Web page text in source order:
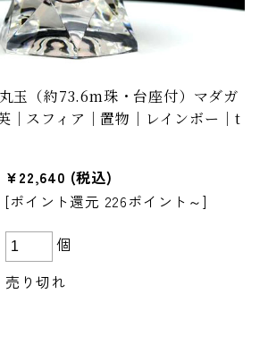
玉（約73.6m珠・台座付）マダガ
｜スフィア｜置物｜レインボー｜t
¥22,640 (税込)
[ポイント還元 226ポイント～]
個
売り切れ